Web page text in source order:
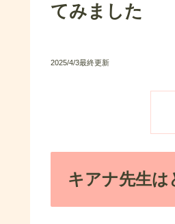
てみました
2025/4/3最終更新
キアナ先生は